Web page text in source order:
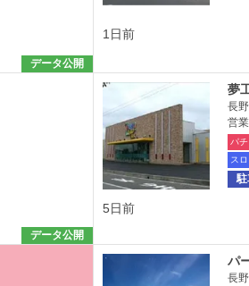
データ公開
1日前
データ公開
夢
長
営
パチ
スロ
5日前
パ
長